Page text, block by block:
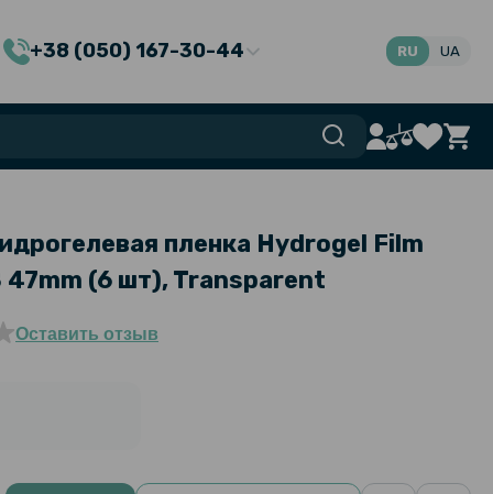
+38 (050) 167-30-44 RU UA
пленка Hydrogel Film
47mm​ (6 шт), Transparent
Оставить отзыв